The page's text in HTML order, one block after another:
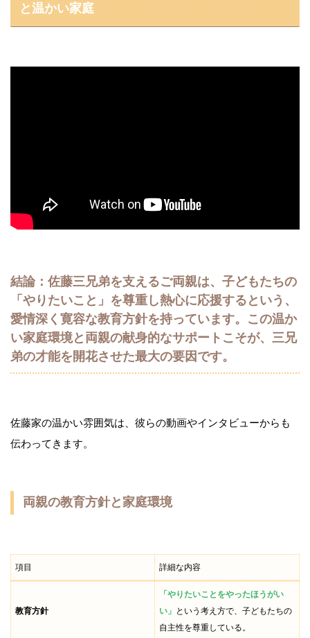
と温かい家庭
結論：佐藤三兄弟を支えるご両親は、子どもたちの
「やりたいこと」を尊重し熱心に応援するという、
愛情深く寛容な教育方針を持っています。この温か
い家庭環境と両親の献身的なサポートこそが、三兄
弟の才能を開花させた最大の要因です。
佐藤家の温かい雰囲気は、彼らの動画やインタビューからも
伝わってきます。
両親の教育方針と家庭環境
項目 詳細な内容
教育方針
「やりたいことをやったほうがい
い」 という考え方で、子どもたちの
自主性を尊重している。